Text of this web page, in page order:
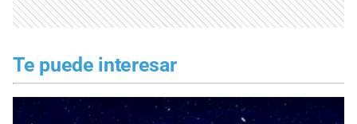
Te puede interesar